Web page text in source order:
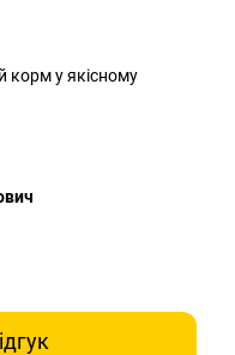
корм у якісному